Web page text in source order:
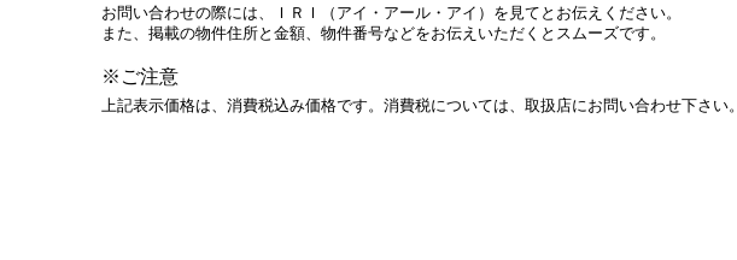
お問い合わせの際には、ＩＲＩ（アイ・アール・アイ）を見てとお伝えください。
また、掲載の物件住所と金額、物件番号などをお伝えいただくとスムーズです。
※ご注意
上記表示価格は、消費税込み価格です。消費税については、取扱店にお問い合わせ下さい。